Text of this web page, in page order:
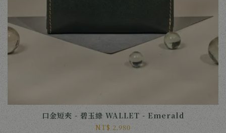
口金短夾 - 碧玉綠 WALLET - Emerald
NT$ 2,980